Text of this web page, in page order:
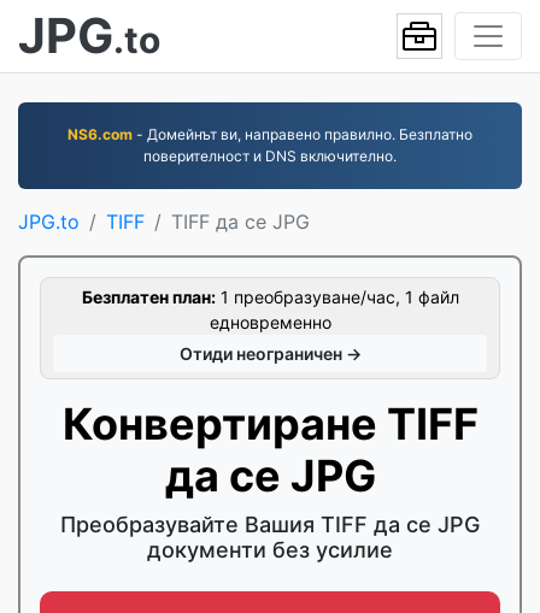
JPG.to
NS6.com - Домейнът ви, направено правилно. Безплатно
поверителност и DNS включително.
JPG.to TIFF TIFF да се JPG
Безплатен план:1 преобразуване/час, 1 файл
едновременно
Отиди неограничен →
Конвертиране TIFF
да се JPG
Преобразувайте Вашия TIFF да се JPG
документи без усилие